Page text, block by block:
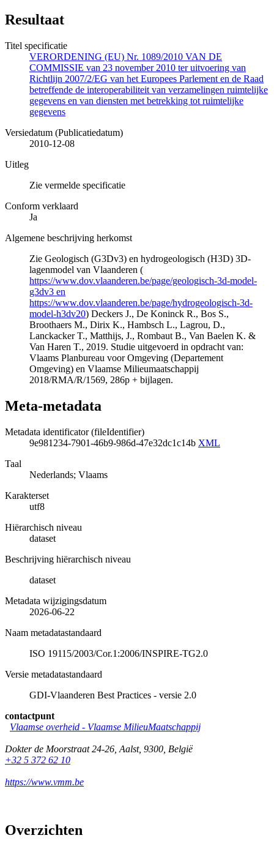
Resultaat
Titel specificatie
VERORDENING (EU) Nr. 1089/2010 VAN DE
COMMISSIE van 23 november 2010 ter uitvoering van
Richtlijn 2007/2/EG van het Europees Parlement en de Raad
betreffende de interoperabiliteit van verzamelingen ruimtelijke
gegevens en van diensten met betrekking tot ruimtelijke
gegevens
Versiedatum (Publicatiedatum)
2010-12-08
Uitleg
Zie vermelde specificatie
Conform verklaard
Ja
Algemene beschrijving herkomst
Zie Geologisch (G3Dv3) en hydrogeologisch (H3D) 3D-
lagenmodel van Vlaanderen (
https://www.dov.vlaanderen.be/page/geologisch-3d-model-
g3dv3 en
https://www.dov.vlaanderen.be/page/hydrogeologisch-3d-
model-h3dv20) Deckers J., De Koninck R., Bos S.,
Broothaers M., Dirix K., Hambsch L., Lagrou, D.,
Lanckacker T., Matthijs, J., Rombaut B., Van Baelen K. &
Van Haren T., 2019. Studie uitgevoerd in opdracht van:
Vlaams Planbureau voor Omgeving (Departement
Omgeving) en Vlaamse Milieumaatschappij
2018/RMA/R/1569, 286p + bijlagen.
Meta-metadata
Metadata identificator (fileIdentifier)
9e981234-7901-46b9-986d-47e32dc1c14b XML
Taal
Nederlands; Vlaams
Karakterset
utf8
Hiërarchisch niveau
dataset
Beschrijving hiërarchisch niveau
dataset
Metadata wijzigingsdatum
2026-06-22
Naam metadatastandaard
ISO 19115/2003/Cor.1:2006/INSPIRE-TG2.0
Versie metadatastandaard
GDI-Vlaanderen Best Practices - versie 2.0
contactpunt
Vlaamse overheid - Vlaamse MilieuMaatschappij
Dokter de Moorstraat 24-26 Aalst, 9300 België
+32 5 372 62 10
https://www.vmm.be
Overzichten